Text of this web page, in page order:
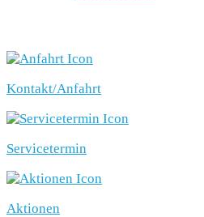
Kontakt/Anfahrt
Servicetermin
Aktionen